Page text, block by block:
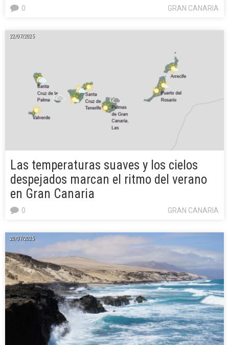
GRAN CANARIA
0
22/07/2025
Las temperaturas suaves y los cielos
despejados marcan el ritmo del verano
en Gran Canaria
GRAN CANARIA
0
20/07/2025